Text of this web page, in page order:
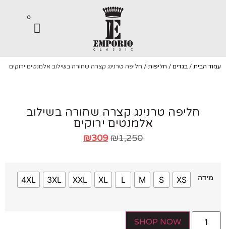
הבית/בגדים/חליפות/ חליפה טרנינג קצרה שחורה בשילוב אלמנטים ירוקים
חליפה טרנינג קצרה שחורה בשילוב
אלמנטים ירוקים
₪1,250
₪309
XS
S
M
L
XL
XXL
3XL
4XL
SHOP NOW
המלאי אזל